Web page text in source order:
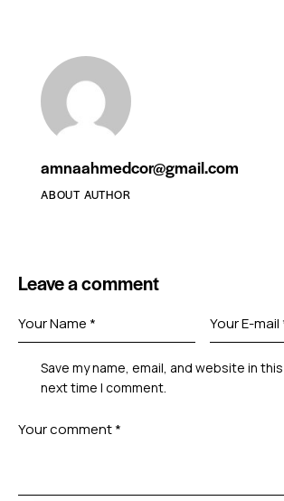
amnaahmedcor@gmail.com
ABOUT AUTHOR
Leave a comment
Save my name, email, and website in
next time I comment.